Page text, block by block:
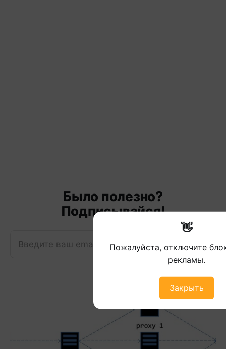
👋
Пожалуйста, отключите
рекламы.
Закрыть
Было полезно?
Подписывайся!
Введите ваш email Подписаться